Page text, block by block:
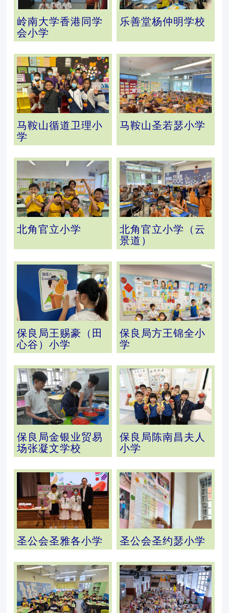
岭南大学香港同学
会小学
乐善堂杨仲明学校
马鞍山循道卫理小
学
马鞍山圣若瑟小学
北角官立小学
北角官立小学（云
景道）
保良局王赐豪（田
心谷）小学
保良局方王锦全小
学
保良局金银业贸易
场张凝文学校
保良局陈南昌夫人
小学
圣公会圣雅各小学 圣公会圣约瑟小学